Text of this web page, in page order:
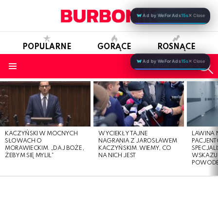
POPULARNE GORĄCE ROSNĄCE
LATEST
KACZYŃSKI W MOCNYCH
SŁOWACH O
MORAWIECKIM. „DAJ BOŻE,
ŻEBYM SIĘ MYLIŁ”
WYCIEKŁY TAJNE
NAGRANIA Z JAROSŁAWEM
KACZYŃSKIM. WIEMY, CO
NA NICH JEST
LAWINA
Ad by WeForAds15s✕ Close
Ad by WeForAds15s✕ Close